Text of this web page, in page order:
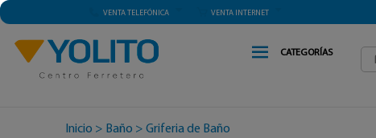
VENTA TELEFÓNICA VENTA INTERNET
CATEGORÍAS
Inicio > Baño > Griferia de Baño